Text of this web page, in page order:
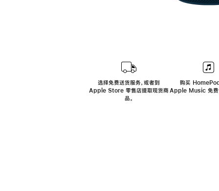
选择免费送货服务，或者到
Apple Store 零售店提取现货商
品。
购买
Apple Music 免费